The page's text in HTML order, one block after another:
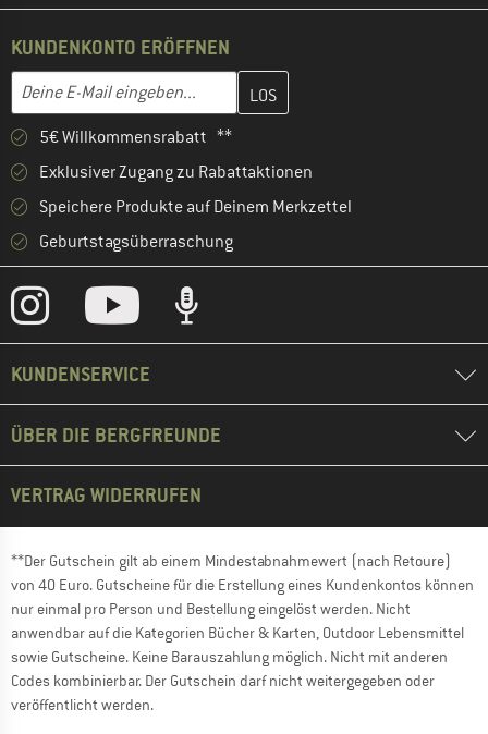
KUNDENKONTO ERÖFFNEN
E-Mail-Adresse
Gib hier deine E-Mail-Adresse ein und erstelle im nächsten
5€ Willkommensrabatt **
Exklusiver Zugang zu Rabattaktionen
Speichere Produkte auf Deinem Merkzettel
Geburtstagsüberraschung
KUNDENSERVICE
ÜBER DIE BERGFREUNDE
VERTRAG WIDERRUFEN
**Der Gutschein gilt ab einem Mindestabnahmewert (nach Retoure)
von 40 Euro. Gutscheine für die Erstellung eines Kundenkontos können
nur einmal pro Person und Bestellung eingelöst werden. Nicht
anwendbar auf die Kategorien Bücher & Karten, Outdoor Lebensmittel
sowie Gutscheine. Keine Barauszahlung möglich. Nicht mit anderen
Codes kombinierbar. Der Gutschein darf nicht weitergegeben oder
veröffentlicht werden.